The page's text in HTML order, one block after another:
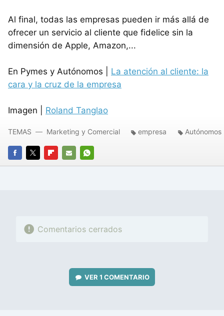
Al final, todas las empresas pueden ir más allá de
ofrecer un servicio al cliente que fidelice sin la
dimensión de Apple, Amazon,...
En Pymes y Autónomos | La atención al cliente: la
cara y la cruz de la empresa
Imagen | Roland Tanglao
FACEBOOK
TWITTERFLIPBOARD
E-
WHATSAPP
TEMAS Marketing y Comercial empresa Autónomos
Comentarios cerrados
VER 1 COMENTARIO